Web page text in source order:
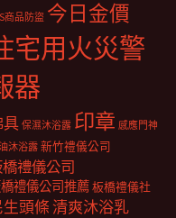
商品防盜 今日金價
宅用火災警
器
具 保濕沐浴露 印章 感應門神
沐浴露 新竹禮儀公司
禮儀公司
禮儀公司推薦板橋禮儀社
生頭條清爽沐浴乳